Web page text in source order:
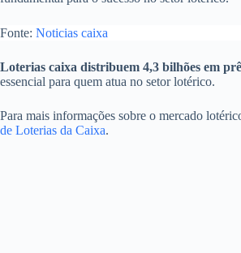
Fonte: Noticias caixa
Loterias caixa distribuem 4,3 bilhões em
essencial para quem atua no setor lotérico.
Para mais informações sobre o mercado
de Loterias da Caixa.